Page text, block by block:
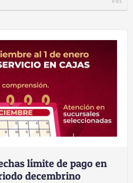
límite de pago en
decembrino